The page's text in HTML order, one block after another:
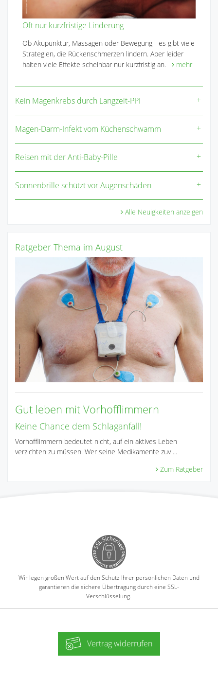
Oft nur kurzfristige Linderung
Ob Akupunktur, Massagen oder Bewegung - es gibt viele
Strategien, die Rückenschmerzen lindern. Aber leider
halten viele Effekte scheinbar nur kurzfristig an.
mehr
Kein Magenkrebs durch Langzeit-PPI
Magen-Darm-Infekt vom Küchenschwamm
Reisen mit der Anti-Baby-Pille
Sonnenbrille schützt vor Augenschäden
Alle Neuigkeiten anzeigen
Ratgeber Thema im August
Gut leben mit Vorhofflimmern
Keine Chance dem Schlaganfall!
Vorhofflimmern bedeutet nicht, auf ein aktives Leben
verzichten zu müssen. Wer seine Medikamente zuv ...
Zum Ratgeber
Wir legen großen Wert auf den Schutz Ihrer persönlichen Daten und
garantieren die sichere Übertragung durch eine SSL-
Verschlüsselung.
Vertrag widerrufen